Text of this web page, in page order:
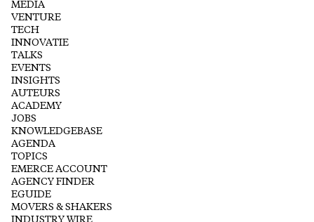
MEDIA
VENTURE
TECH
INNOVATIE
TALKS
EVENTS
INSIGHTS
AUTEURS
ACADEMY
JOBS
KNOWLEDGEBASE
AGENDA
TOPICS
EMERCE ACCOUNT
AGENCY FINDER
EGUIDE
MOVERS & SHAKERS